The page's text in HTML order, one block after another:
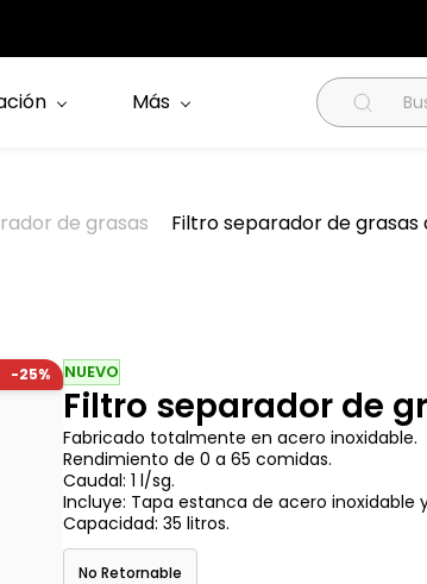
Más
de grasas Filtro separador de grasas
-25% NUEVO
Filtro separador de
Fabricado totalmente en acero inoxidable.
Rendimiento de 0 a 65 comidas.
Caudal: 1 l/sg.
Incluye: Tapa estanca de acero inoxidable
Capacidad: 35 litros.
No Retornable